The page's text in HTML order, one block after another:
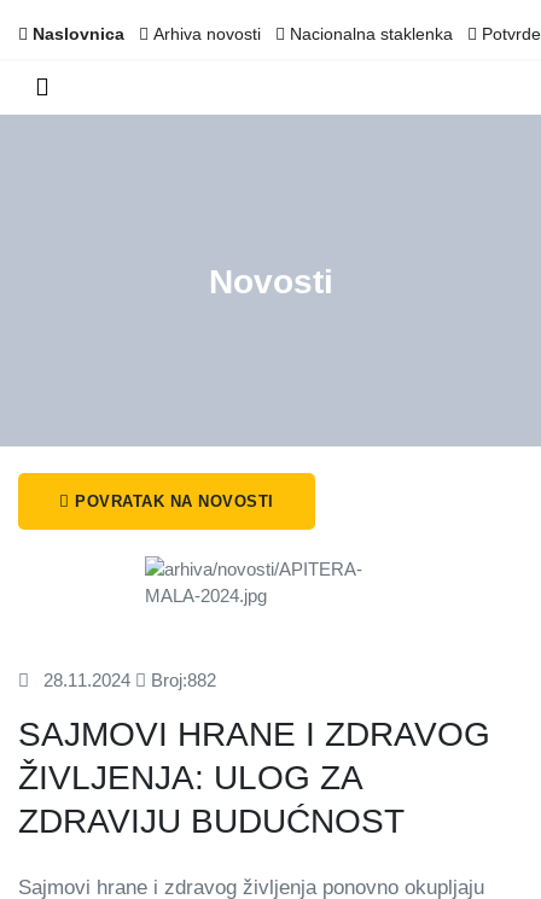
Naslovnica Arhiva novosti Nacionalna staklenka Potvrde
Novosti
POVRATAK NA NOVOSTI
28.11.2024 Broj:882
SAJMOVI HRANE I ZDRAVOG
ŽIVLJENJA: ULOG ZA
ZDRAVIJU BUDUĆNOST
Sajmovi hrane i zdravog življenja ponovno okupljaju